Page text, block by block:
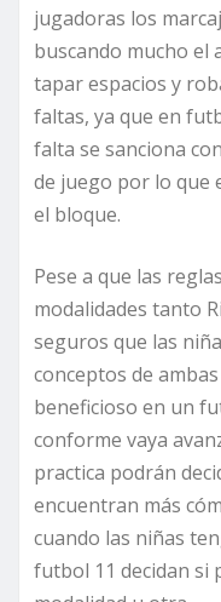
jugadoras los
buscando mucho el
tapar espacios y
faltas, ya que en
falta se sanciona
de juego por lo que
el bloque.
Pese a que las
modalidades tanto
seguros que las
conceptos de
beneficioso en un
conforme vaya
practica podrán
encuentran más
cuando las niñas
futbol 11 decidan si